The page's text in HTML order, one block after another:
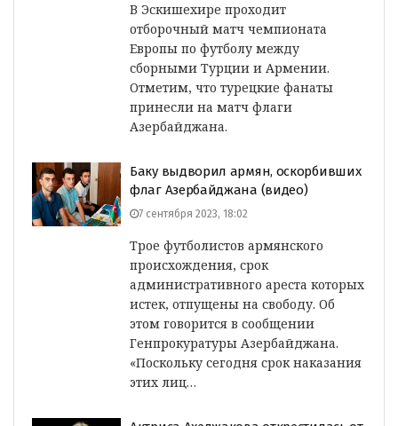
В Эскишехире проходит
отборочный матч чемпионата
Европы по футболу между
сборными Турции и Армении.
Отметим, что турецкие фанаты
принесли на матч флаги
Азербайджана.
Баку выдворил армян, оскорбивших
флаг Азербайджана (видео)
7 сентября 2023, 18:02
Трое футболистов армянского
происхождения, срок
административного ареста которых
истек, отпущены на свободу. Об
этом говорится в сообщении
Генпрокуратуры Азербайджана.
«Поскольку сегодня срок наказания
этих лиц…